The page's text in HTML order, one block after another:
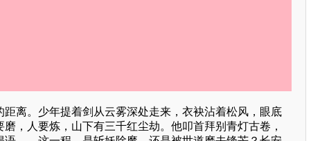
距离。少年提着剑从云雾深处走来，衣袂沾着松风，眼底
，人要炼，山下有三千红尘劫。他叩首拜别青灯古卷，